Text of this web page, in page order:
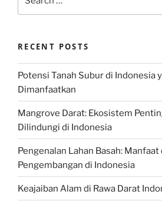
RECENT POSTS
Potensi Tanah Subur di Indonesia
Dimanfaatkan
Mangrove Darat: Ekosistem
Dilindungi di Indonesia
Pengenalan Lahan Basah: Manfaat
Pengembangan di Indonesia
Keajaiban Alam di Rawa Darat